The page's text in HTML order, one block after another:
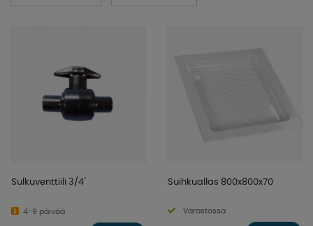
Sulkuventtiili 3/4´
4-9 päivää
Suihkuallas 800x800x70
Varastossa